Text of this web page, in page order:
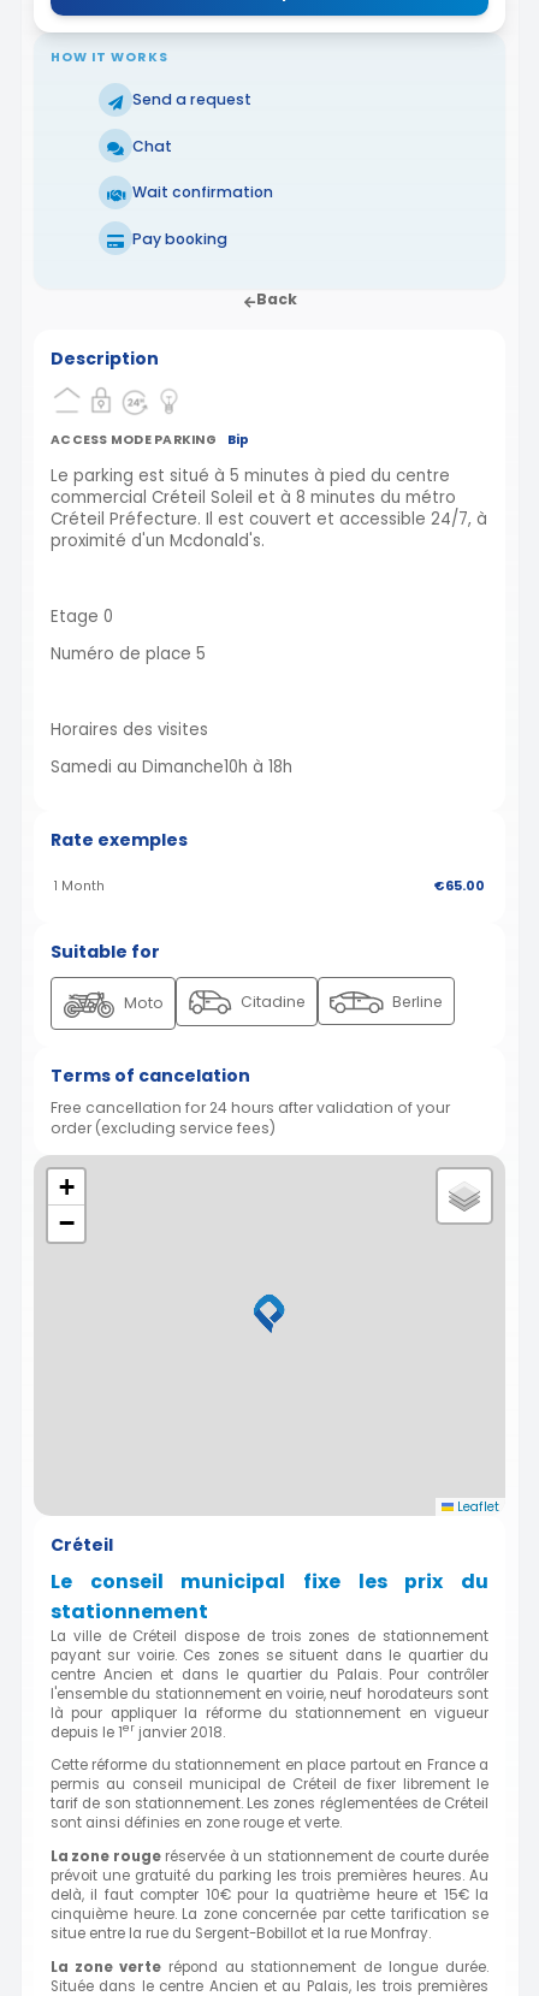
HOW IT WORKS
Send a request
Chat
Wait confirmation
Pay booking
Back
Description
ACCESS MODE PARKING Bip
Le parking est situé à 5 minutes à pied du centre
commercial Créteil Soleil et à 8 minutes du métro
Créteil Préfecture. Il est couvert et accessible 24/7, à
proximité d'un Mcdonald's.
Etage 0
Numéro de place 5
Horaires des visites
Samedi au Dimanche10h à 18h
Rate exemples
1 Month €65.00
Suitable for
Moto Citadine Berline
Terms of cancelation
Free cancellation for 24 hours after validation of your
order (excluding service fees)
+
−
Leaflet
Créteil
Le conseil municipal fixe les prix du
stationnement
La ville de Créteil dispose de trois zones de stationnement
payant sur voirie. Ces zones se situent dans le quartier du
centre Ancien et dans le quartier du Palais. Pour contrôler
l'ensemble du stationnement en voirie, neuf horodateurs sont
là pour appliquer la réforme du stationnement en vigueur
depuis le 1er janvier 2018.
Cette réforme du stationnement en place partout en France a
permis au conseil municipal de Créteil de fixer librement le
tarif de son stationnement. Les zones réglementées de Créteil
sont ainsi définies en zone rouge et verte.
La zone rougeréservée à un stationnement de courte durée
prévoit une gratuité du parking les trois premières heures. Au
delà, il faut compter 10€ pour la quatrième heure et 15€ la
cinquième heure. La zone concernée par cette tarification se
situe entre la rue du Sergent-Bobillot et la rue Monfray.
La zone verterépond au stationnement de longue durée.
Située dans le centre Ancien et au Palais, les trois premières